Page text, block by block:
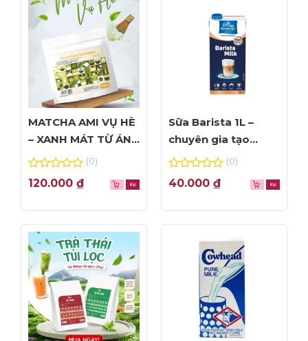
MATCHA AMI VỤ HÈ
– XANH MÁT TỪ ÁNH
NHÌN ĐẦU TIÊN
0
out
5
(0)
120.000 ₫
Sữa Barista 1L –
chuyên gia tạo
Foam đỉnh cao
0
out
5
(0)
40.000 ₫